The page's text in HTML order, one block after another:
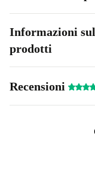
Informazioni
prodotti
Recensioni